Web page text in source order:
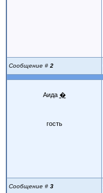
Сообщение # 2
Аида �
гость
Сообщение # 3